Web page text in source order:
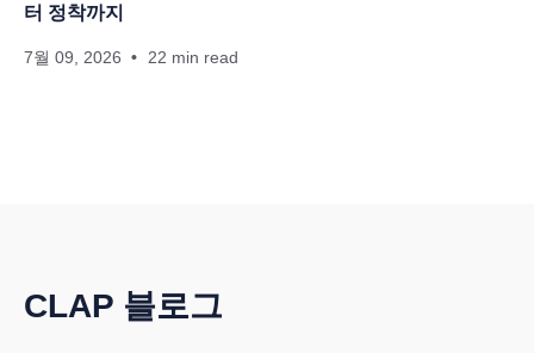
터 정착까지
7월 09, 2026 22 min read
CLAP 블로그